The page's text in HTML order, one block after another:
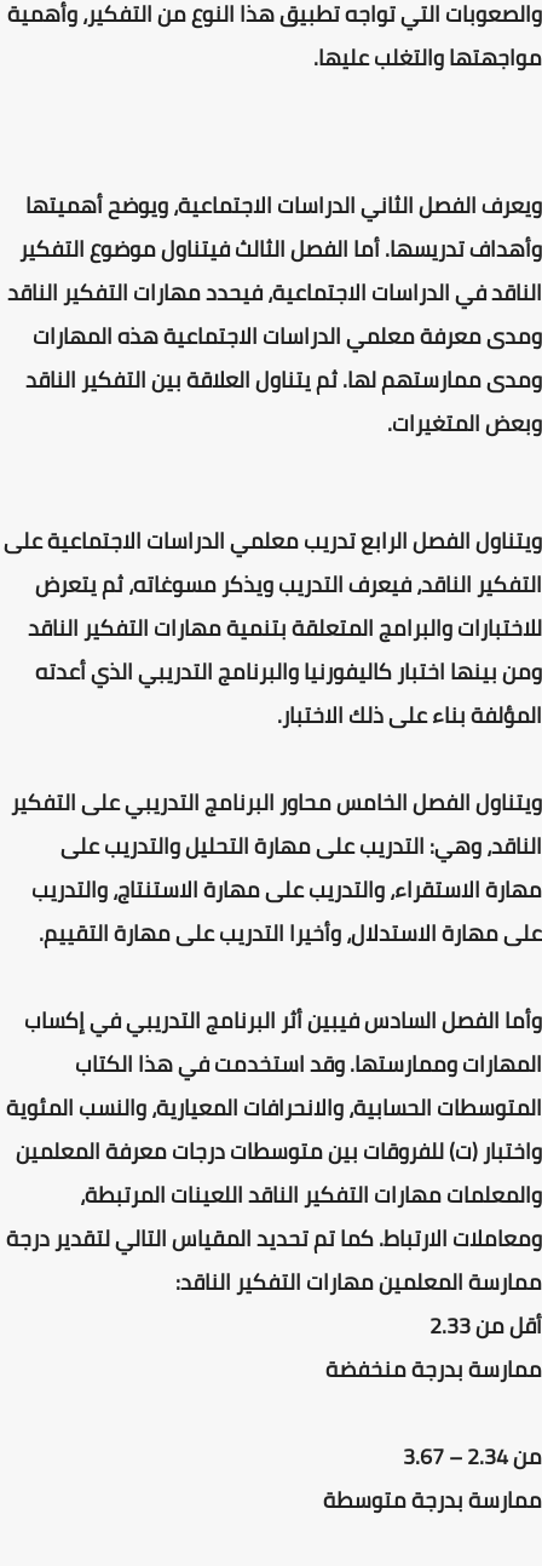
والصعوبات التي تواجه تطبيق هذا النوع من التفكير، وأهمية
مواجهتها والتغلب عليها.
ويعرف الفصل الثاني الدراسات الاجتماعية، ويوضح أهميتها
وأهداف تدريسها. أما الفصل الثالث فيتناول موضوع التفكير
الناقد في الدراسات الاجتماعية، فيحدد مهارات التفكير الناقد
ومدى معرفة معلمي الدراسات الاجتماعية هذه المهارات
ومدى ممارستهم لها. ثم يتناول العلاقة بين التفكير الناقد
وبعض المتغيرات.
ويتناول الفصل الرابع تدريب معلمي الدراسات الاجتماعية على
التفكير الناقد، فيعرف التدريب ويذكر مسوغاته، ثم يتعرض
للاختبارات والبرامج المتعلقة بتنمية مهارات التفكير الناقد
ومن بينها اختبار كاليفورنيا والبرنامج التدريبي الذي أعدته
المؤلفة بناء على ذلك الاختبار.
ويتناول الفصل الخامس محاور البرنامج التدريبي على التفكير
الناقد، وهي: التدريب على مهارة التحليل والتدريب على
مهارة الاستقراء، والتدريب على مهارة الاستنتاج، والتدريب
على مهارة الاستدلال، وأخيرا التدريب على مهارة التقييم.
وأما الفصل السادس فيبين أثر البرنامج التدريبي في إكساب
المهارات وممارستها. وقد استخدمت في هذا الكتاب
المتوسطات الحسابية، والانحرافات المعيارية، والنسب المئوية
واختبار (ت) للفروقات بين متوسطات درجات معرفة المعلمين
والمعلمات مهارات التفكير الناقد اللعينات المرتبطة،
ومعاملات الارتباط. كما تم تحديد المقياس التالي لتقدير درجة
ممارسة المعلمين مهارات التفكير الناقد:
أقل من 2.33
ممارسة بدرجة منخفضة
من 2.34 – 3.67
ممارسة بدرجة متوسطة